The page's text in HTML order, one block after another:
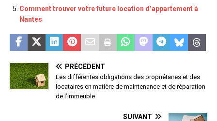
Comment trouver votre future location d’appartement à
Nantes
PRÉCÉDENT
Les différentes obligations des propriétaires et des
locataires en matière de maintenance et de réparation
de l’immeuble
SUIVANT